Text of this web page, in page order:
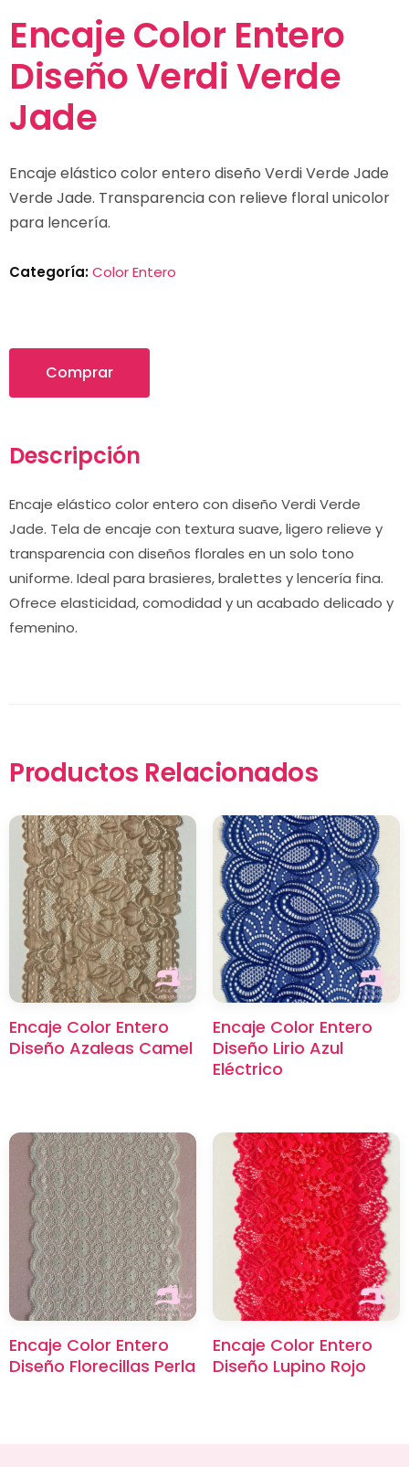
Encaje Color Entero
Diseño Verdi Verde
Jade
Encaje elástico color entero diseño Verdi Verde Jade
Verde Jade. Transparencia con relieve floral unicolor
para lencería.
Categoría:Color Entero
Comprar
Descripción
Encaje elástico color entero con diseño Verdi Verde
Jade. Tela de encaje con textura suave, ligero relieve y
transparencia con diseños florales en un solo tono
uniforme. Ideal para brasieres, bralettes y lencería fina.
Ofrece elasticidad, comodidad y un acabado delicado y
femenino.
Productos Relacionados
Encaje Color Entero
Diseño Azaleas Camel
Encaje Color Entero
Diseño Lirio Azul
Eléctrico
Encaje Color Entero
Diseño Florecillas Perla
Encaje Color Entero
Diseño Lupino Rojo
×